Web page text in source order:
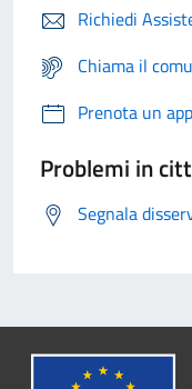
Richiedi
Chiama il
Prenota un
Problemi in
Segnala